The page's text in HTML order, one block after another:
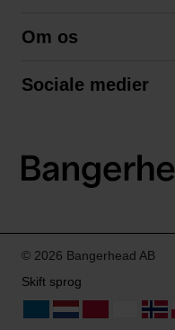
Betingelser
Om os
Sociale medier
LinkedIn
© 2026 Bangerhead AB
Skift sprog